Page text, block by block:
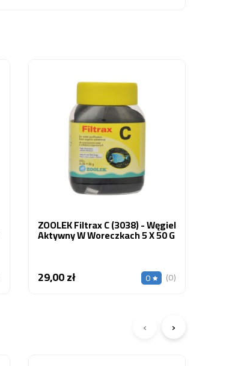
ZOOLEK Filtrax C (3038) - Węgiel
Aktywny W Woreczkach 5 X 50 G
29,00 złCena 0 (0)
‹ ›